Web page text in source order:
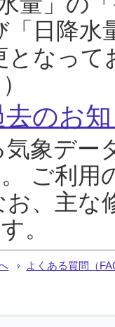
「日降
となっ
のお
象デー
ご利用
、主な
。
よくある質問（